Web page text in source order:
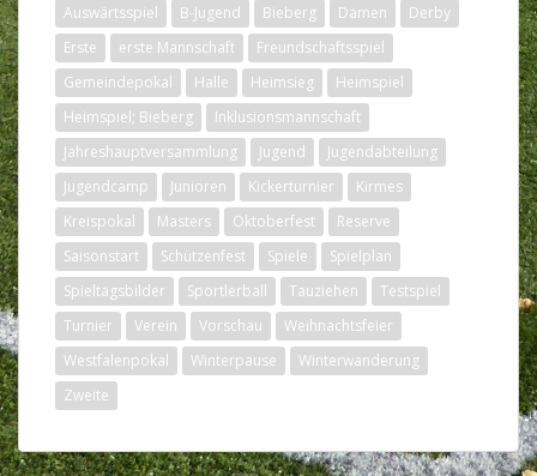
Auswärtsspiel
B-Jugend Bieberg Damen
Derby
Erste
erste Mannschaft
Freundschaftsspiel
Gemeindepokal
Halle Heimsieg
Heimspiel
Heimspiel; Bieberg
Inklusionsmannschaft
Jahreshauptversammlung
Jugend
Jugendabteilung
Jugendcamp
Junioren Kickerturnier
Kirmes
Kreispokal
Masters Oktoberfest
Reserve
Saisonstart
Schützenfest Spiele
Spielplan
Spieltagsbilder
Sportlerball Tauziehen
Testspiel
Turnier
Verein Vorschau
Weihnachtsfeier
Westfalenpokal
Winterpause
Winterwanderung
Zweite